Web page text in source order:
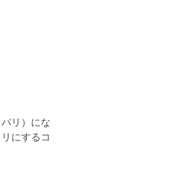
リ）にな
にするコ